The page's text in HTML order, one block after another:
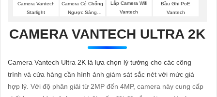
SẢN
TƯ
VẤN
LẮP
Camera Vantech
Starlight
Camera Có Chống
Ngược Sáng
Lắp Camera Wifi
Vantech
Đầu Ghi PoE
Vantech
CAMERA VANTECH ULTRA 2K
Camera Vantech Ultra 2K là lựa chọn lý tưởng cho các công
trình và cửa hàng cần hình ảnh giám sát sắc nét với mức giá
hợp lý. Với độ phân giải từ 2MP đến 4MP, camera này cung cấp